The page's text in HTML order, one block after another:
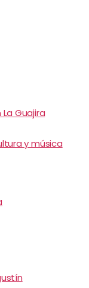
Guajira
y música